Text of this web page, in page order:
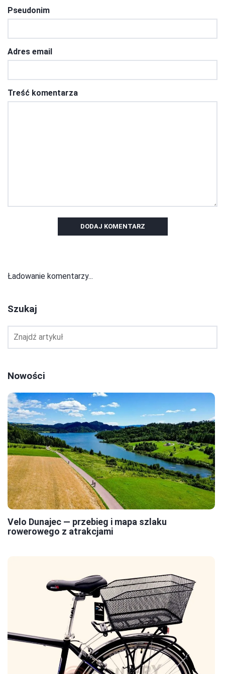
Pseudonim
Adres email
Treść komentarza
DODAJ KOMENTARZ
Ładowanie komentarzy...
Szukaj
Nowości
Velo Dunajec — przebieg i mapa szlaku
rowerowego z atrakcjami